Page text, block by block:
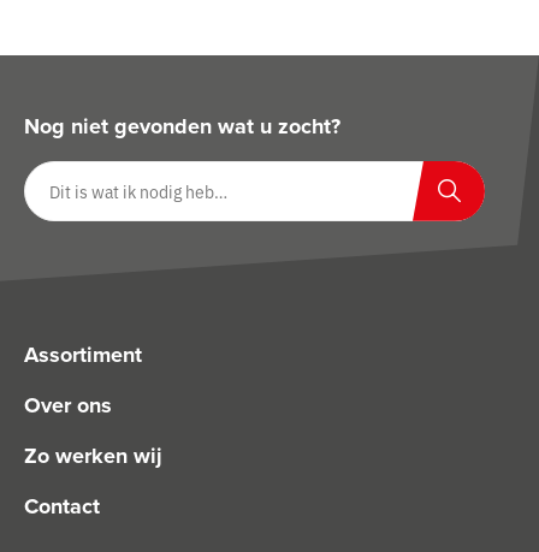
Nog niet gevonden wat u zocht?
Zoeken op website
Zoeken
Assortiment
Over ons
Zo werken wij
Contact